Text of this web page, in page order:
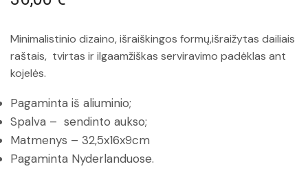
Minimalistinio dizaino, išraiškingos formų,išraižytas dailiais
raštais, tvirtas ir ilgaamžiškas serviravimo padėklas ant
kojelės.
Pagaminta iš aliuminio;
Spalva – sendinto aukso;
Matmenys – 32,5x16x9cm
Pagaminta Nyderlanduose.